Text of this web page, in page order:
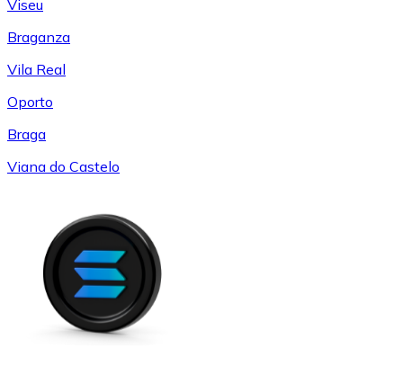
Viseu
Braganza
Vila Real
Oporto
Braga
Viana do Castelo